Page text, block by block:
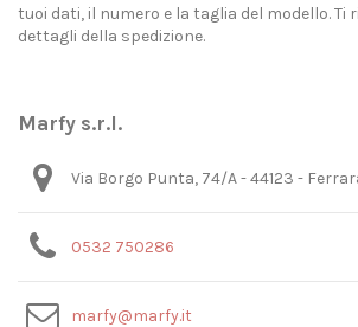
tuoi dati, il numero e la taglia del modello.
dettagli della spedizione.
Marfy s.r.l.
Via Borgo Punta, 74/A - 44123 -
0532 750286
marfy@marfy.it